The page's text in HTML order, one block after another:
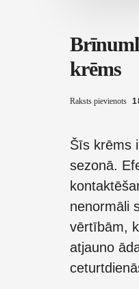
krēms
Raksts pievienots
Šīs krēms
sezonā.
nenormāli
vērtībām,
atjauno